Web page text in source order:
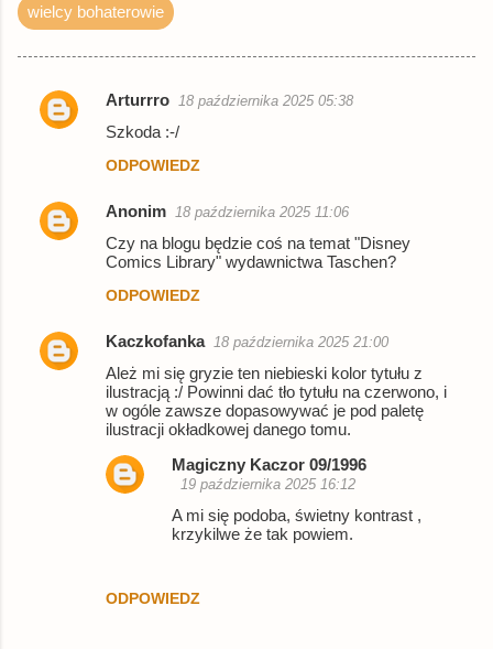
wielcy bohaterowie
K
e
n
z
Arturrro 18 października 2025 05:38
Szkoda :-/
ODPOWIEDZ
Anonim 18 października 2025 11:06
Czy na blogu będzie coś na temat "Disney
Comics Library" wydawnictwa Taschen?
ODPOWIEDZ
Kaczkofanka 18 października 2025 21:00
Ależ mi się gryzie ten niebieski kolor tytułu z
ilustracją :/ Powinni dać tło tytułu na czerwono, i
w ogóle zawsze dopasowywać je pod paletę
ilustracji okładkowej danego tomu.
ODPOWIEDZ
Magiczny Kaczor 09/1996
19 października 2025 16:12
A mi się podoba, świetny kontrast ,
krzykilwe że tak powiem.